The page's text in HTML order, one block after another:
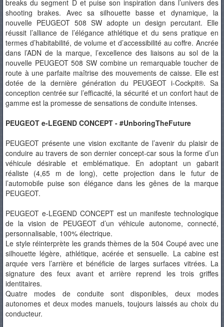
breaks du segment D et puise son inspiration dans l’univers des
shooting brakes. Avec sa silhouette basse et dynamique, la
nouvelle PEUGEOT 508 SW adopte un design percutant. Elle
réussit l’alliance de l’élégance athlétique et du sens pratique en
termes d’habitabilité, de volume et d’accessibilité au coffre. Ancrée
dans l’ADN de la marque, l’excellence des liaisons au sol de la
nouvelle PEUGEOT 508 SW combine un remarquable toucher de
route à une parfaite maîtrise des mouvements de caisse. Elle est
dotée de la dernière génération du PEUGEOT i-Cockpit®. Sa
conception centrée sur l’efficacité, la sécurité et un confort haut de
gamme est la promesse de sensations de conduite intenses.
PEUGEOT e-LEGEND CONCEPT - #UnboringTheFuture
PEUGEOT présente une vision excitante de l’avenir du plaisir de
conduire au travers de son dernier concept-car sous la forme d’un
véhicule désirable et emblématique. En adoptant un gabarit
réaliste (4,65 m de long), cette projection dans le futur de
l’automobile puise son élégance dans les gênes de la marque
PEUGEOT.
PEUGEOT e-LEGEND CONCEPT est un manifeste technologique
de la vision de PEUGEOT d’un véhicule autonome, connecté,
personnalisable, 100% électrique.
Le style réinterprète les grands thèmes de la 504 Coupé avec une
silhouette légère, athlétique, acérée et sensuelle. La cabine est
arquée vers l’arrière et bénéficie de larges surfaces vitrées. La
signature des feux avant et arrière reprend les trois griffes
identitaires.
Quatre modes de conduite sont disponibles, deux modes
autonomes et deux modes manuels, toujours laissés au choix du
conducteur.